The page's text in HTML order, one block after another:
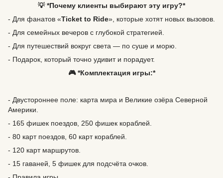
💡 *Почему клиенты выбирают эту игру?*
- Для фанатов «Ticket to Ride», которые хотят новых вызовов.
- Для семейных вечеров с глубокой стратегией.
- Для путешествий вокруг света — по суше и морю.
- Подарок, который точно удивит и порадует.
🎮 *Комплектация игры:*
- Двустороннее поле: карта мира и Великие озёра Северной
Америки.
- 165 фишек поездов, 250 фишек кораблей.
- 80 карт поездов, 60 карт кораблей.
- 120 карт маршрутов.
- 15 гаваней, 5 фишек для подсчёта очков.